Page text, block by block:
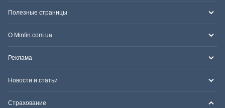
Полезные страницы
О Minfin.com.ua
Реклама
Новости и статьи
Страхование